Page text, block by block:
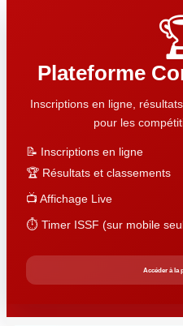
Plateforme
Inscriptions en ligne,
pour les
📝 Inscriptions en ligne
🏆 Résultats et classements
📺 Affichage Live
⏱️ Timer ISSF (sur mobile
Accéder à la